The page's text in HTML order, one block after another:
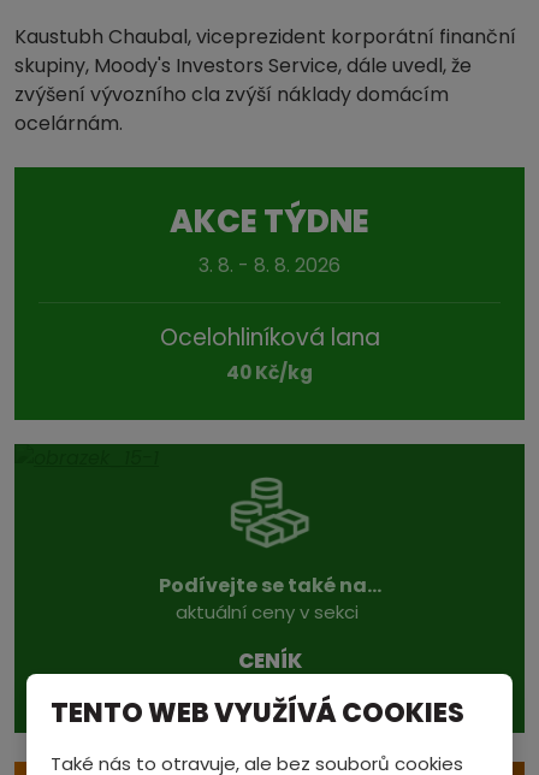
Kaustubh Chaubal, viceprezident korporátní finanční
skupiny, Moody's Investors Service, dále uvedl, že
zvýšení vývozního cla zvýší náklady domácím
ocelárnám.
AKCE TÝDNE
3. 8. - 8. 8. 2026
Ocelohliníková lana
40 Kč/kg
Podívejte se také na...
aktuální ceny v sekci
CENÍK
TENTO WEB VYUŽÍVÁ COOKIES
Také nás to otravuje, ale bez souborů cookies